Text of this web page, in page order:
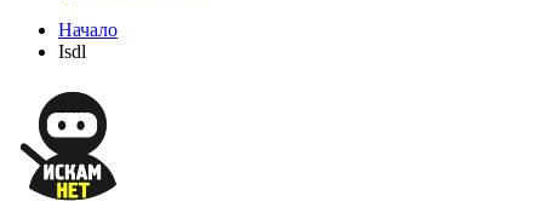
Начало
Isdl